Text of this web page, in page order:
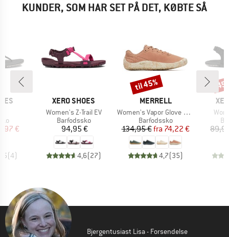
KUNDER, SOM HAR SET PÅ DET, KØBTE SÅ
pris
€
(4)
MÆRKE
XERO SHOES
Artikel
Women's Z-Trail EV
Produktgruppe
Barfodssko
Pris
94,95 €
4,6(27)
MÆRKE
MERRELL
Artikel
Women's Vapor Glove 6 Leather
Produktgruppe
Barfodssko
Pris
134,95 € Nedsat pris
fra 74,22 €
4,7(35)
Rabat
til 45%
Bjergentusiast Lisa - Forsendelse